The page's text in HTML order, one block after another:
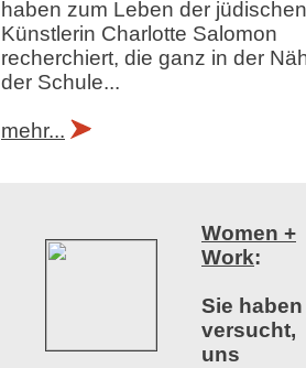
haben zum Leben der jüdischen
Künstlerin Charlotte Salomon
recherchiert, die ganz in der
der Schule...
mehr...
Women +
Work:
Sie haben
versucht,
uns